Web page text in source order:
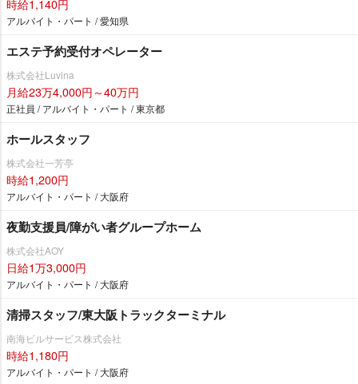
時給1,140円
アルバイト・パート / 愛知県
エステ予約受付オペレーター
株式会社Luvina
月給23万4,000円～40万円
正社員 / アルバイト・パート / 東京都
ホールスタッフ
株式会社一芳亭
時給1,200円
アルバイト・パート / 大阪府
夜勤支援員/障がい者グループホーム
株式会社AOY
日給1万3,000円
アルバイト・パート / 大阪府
清掃スタッフ/東大阪トラックターミナル
南海ビルサービス株式会社
時給1,180円
アルバイト・パート / 大阪府